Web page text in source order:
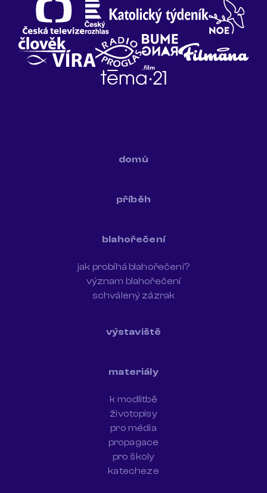
domů
příběh
blahořečení
jak probíhá blahořečení?
význam blahořečení
schválený zázrak
výstaviště
materiály
k modlitbě
životopisy
pro média
propagace
pro školy
katecheze